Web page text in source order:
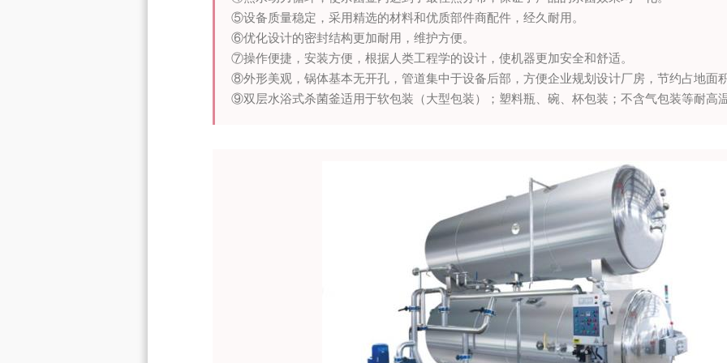
⑤设备质量稳定，采用精选的材料和优质部件商配件，经久耐用。
⑥优化设计的密封结构更加耐用，维护方便。
⑦操作便捷，安装方便，根据人类工程学的设计，使机器更加安全和舒适。
⑧外形美观，锅体基本无开孔，管道集中于设备后部，方便企业规划设计厂房，节约占地面积
⑨双层水浴式杀菌釜适用于软包装（大型包装）；塑料瓶、碗、杯包装；不含气包装等耐高温